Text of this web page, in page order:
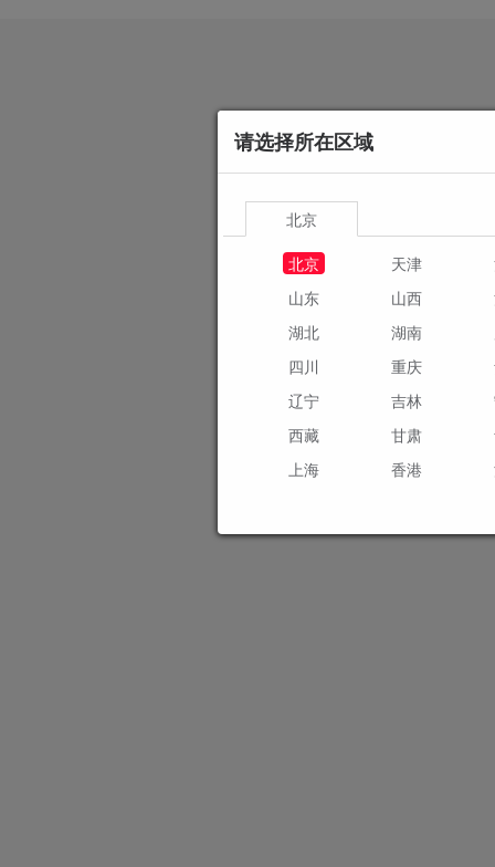
请选择所在区域
北京
北京
天津
山东
山西
湖北
湖南
四川
重庆
辽宁
吉林
西藏
甘肃
上海
香港